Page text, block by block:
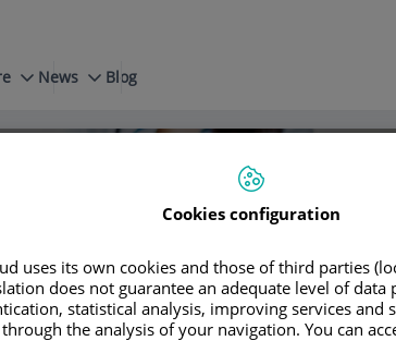
News
Blog
Cookies configuration
uses its own cookies and those of third parties
does not guarantee an adequate level of data
statistical analysis, improving services and
the analysis of your navigation. You can